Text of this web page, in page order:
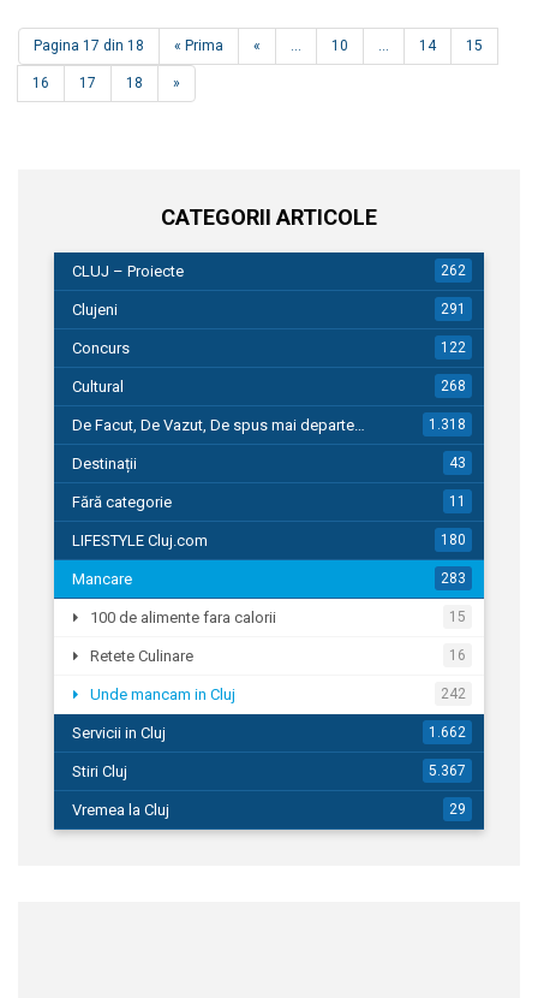
Pagina 17 din 18 « Prima « ... 10 ... 14 15
16 17 18 »
CATEGORII ARTICOLE
CLUJ – Proiecte 262
Clujeni 291
Concurs 122
Cultural 268
De Facut, De Vazut, De spus mai departe… 1.318
Destinații 43
Fără categorie 11
LIFESTYLE Cluj.com 180
Mancare 283
100 de alimente fara calorii 15
Retete Culinare 16
Unde mancam in Cluj 242
Servicii in Cluj 1.662
Stiri Cluj 5.367
Vremea la Cluj 29